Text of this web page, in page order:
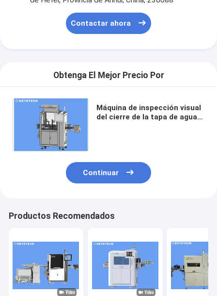
Contactar ahora
Obtenga El Mejor Precio Por
Máquina de inspección visual
del cierre de la tapa de agua
Continuar
Productos Recomendados